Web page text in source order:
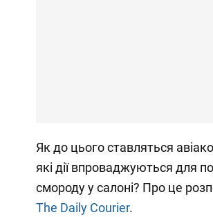
Як до цього ставляться
які дії впроваджуються для
смороду у салоні? Про це
The Daily Courier.